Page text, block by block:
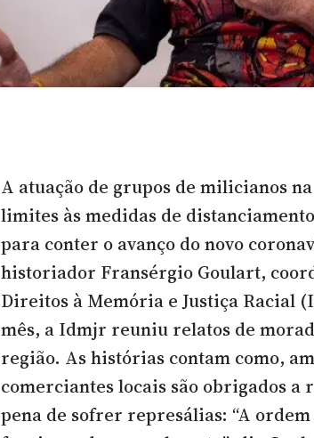
A atuação de grupos de milicianos
limites às medidas de
para conter o avanço do novo
historiador Fransérgio Goulart,
Direitos à Memória e Justiça Racial
mês, a Idmjr reuniu relatos de
região. As histórias contam como,
comerciantes locais são obrigados a
pena de sofrer represálias: “A